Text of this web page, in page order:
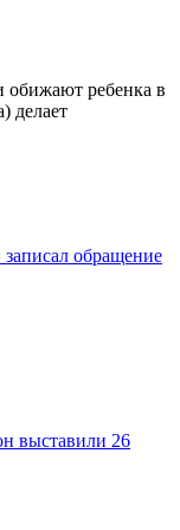
обижают ребенка в
делает
обращение
выставили 26